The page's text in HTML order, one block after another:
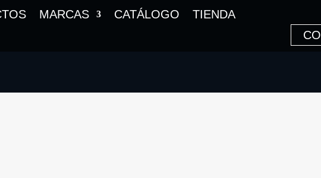
MARCAS CATÁLOGO
TIENDA